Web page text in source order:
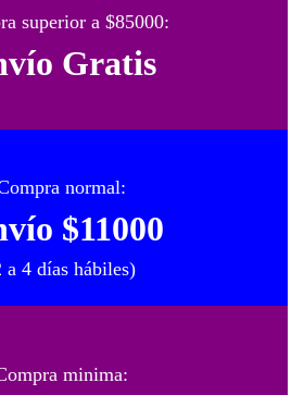
superior a $85000:
Gratis
normal:
$11000
a 4 días hábiles)
minima: